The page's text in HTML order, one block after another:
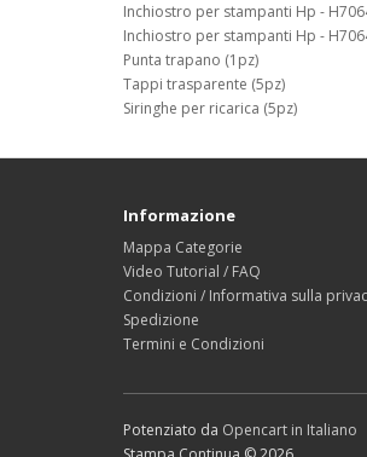
Inchiostro per stampanti Hp -
Inchiostro per stampanti Hp -
Punta trapano (1pz)
Tappi trasparente (5pz)
Siringhe per ricarica (5pz)
Informazione
Mappa Categorie
Video Tutorial / FAQ
Condizioni / Informativa sulla
Spedizione
Termini e Condizioni
Potenziato da Opencart in Italiano